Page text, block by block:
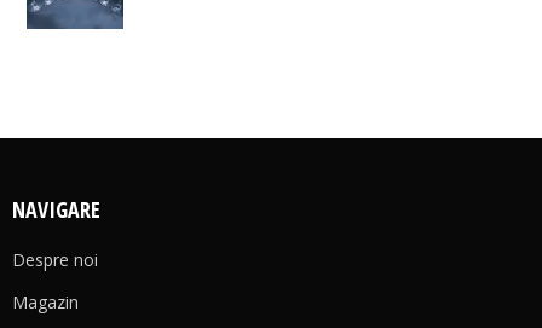
NAVIGARE
Despre noi
Magazin